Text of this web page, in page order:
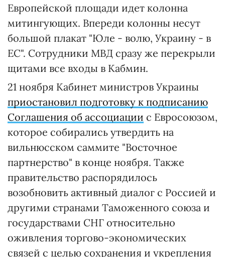
Европейской площади идет колонна
митингующих. Впереди колонны несут
большой плакат "Юле - волю, Украину - в
ЕС". Сотрудники МВД сразу же перекрыли
щитами все входы в Кабмин.
21 ноября Кабинет министров Украины
приостановил подготовку к подписанию
Соглашения об ассоциации с Евросоюзом,
которое собирались утвердить на
вильнюсском саммите "Восточное
партнерство" в конце ноября. Также
правительство распорядилось
возобновить активный диалог с Россией и
другими странами Таможенного союза и
государствами СНГ относительно
оживления торгово-экономических
связей с целью сохранения и укрепления